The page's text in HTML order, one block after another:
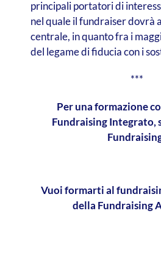
principali portatori di
nel quale il fundraiser dovrà
centrale, in quanto fra i
del legame di fiducia con i
***
Per una formazione
Fundraising Integrato,
Vuoi formarti al
della Fundraising